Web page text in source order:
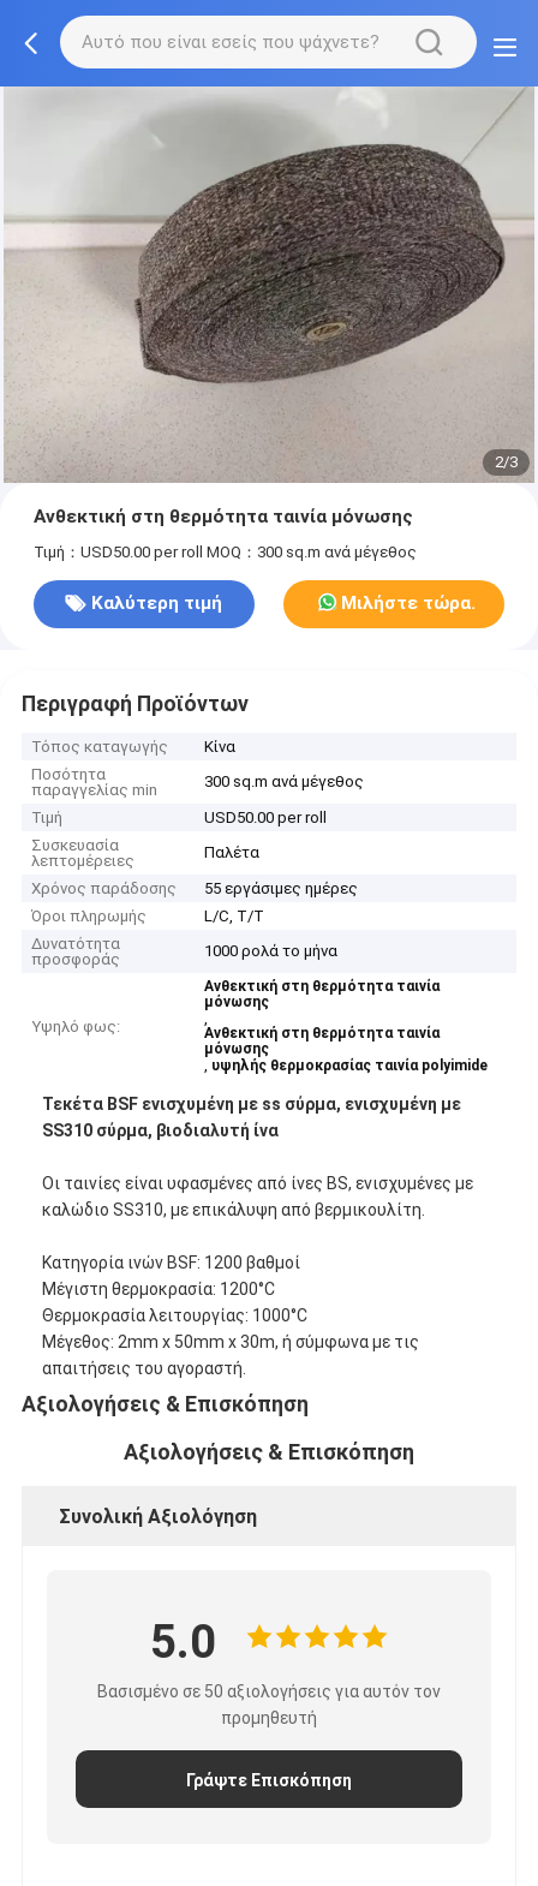
2/3
Ανθεκτική στη θερμότητα ταινία μόνωσης
Τιμή：USD50.00 per roll MOQ：300 sq.m ανά μέγεθος
Καλύτερη τιμή Μιλήστε τώρα.
Περιγραφή Προϊόντων
Τόπος καταγωγής
Κίνα
Ποσότητα
παραγγελίας min
300 sq.m ανά μέγεθος
Τιμή
USD50.00 per roll
Συσκευασία
λεπτομέρειες
Παλέτα
Χρόνος παράδοσης
55 εργάσιμες ημέρες
Όροι πληρωμής
L/C, T/T
Δυνατότητα
προσφοράς
1000 ρολά το μήνα
Υψηλό φως:
Ανθεκτική στη θερμότητα ταινία
μόνωσης
,
Ανθεκτική στη θερμότητα ταινία
μόνωσης
, υψηλής θερμοκρασίας ταινία polyimide
Τεκέτα BSF ενισχυμένη με ss σύρμα, ενισχυμένη με
SS310 σύρμα, βιοδιαλυτή ίνα
Οι ταινίες είναι υφασμένες από ίνες BS, ενισχυμένες με
καλώδιο SS310, με επικάλυψη από βερμικουλίτη.
Κατηγορία ινών BSF: 1200 βαθμοί
Μέγιστη θερμοκρασία: 1200°C
Θερμοκρασία λειτουργίας: 1000°C
Μέγεθος: 2mm x 50mm x 30m, ή σύμφωνα με τις
απαιτήσεις του αγοραστή.
Αξιολογήσεις & Επισκόπηση
Αξιολογήσεις & Επισκόπηση
Συνολική Αξιολόγηση
5.0
Βασισμένο σε 50 αξιολογήσεις για αυτόν τον
προμηθευτή
Γράψτε Επισκόπηση